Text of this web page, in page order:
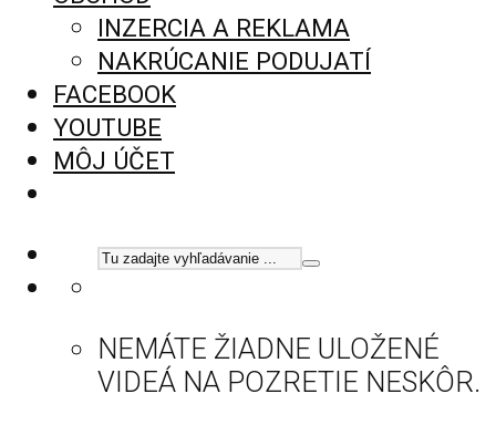
INZERCIA A REKLAMA
NAKRÚCANIE PODUJATÍ
FACEBOOK
YOUTUBE
MÔJ ÚČET
NEMÁTE ŽIADNE ULOŽENÉ
VIDEÁ NA POZRETIE NESKÔR.